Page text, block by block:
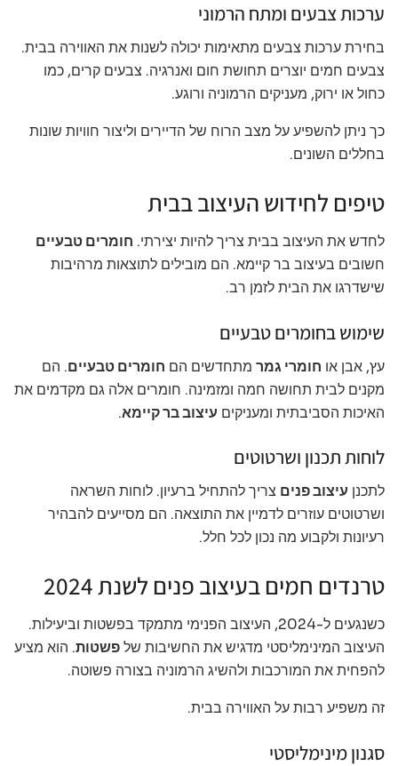
ערכות צבעים ומתח הרמוני
בחירת ערכות צבעים מתאימות יכולה לשנות את האווירה בבית.
צבעים חמים יוצרים תחושת חום ואנרגיה. צבעים קרים, כמו
כחול או ירוק, מעניקים הרמוניה ורוגע.
כך ניתן להשפיע על מצב הרוח של הדיירים וליצור חוויות שונות
בחללים השונים.
טיפים לחידוש העיצוב בבית
לחדש את העיצוב בבית צריך להיות יצירתי. חומרים טבעיים
חשובים בעיצוב בר קיימא. הם מובילים לתוצאות מרהיבות
שישדרגו את הבית לזמן רב.
שימוש בחומרים טבעיים
עץ, אבן או חומרי גמר מתחדשים הם חומרים טבעיים. הם
מקנים לבית תחושה חמה ומזמינה. חומרים אלה גם מקדמים את
האיכות הסביבתית ומעניקים עיצוב בר קיימא.
לוחות תכנון ושרטוטים
לתכנן עיצוב פנים צריך להתחיל ברעיון. לוחות השראה
ושרטוטים עוזרים לדמיין את התוצאה. הם מסייעים להבהיר
רעיונות ולקבוע מה נכון לכל חלל.
טרנדים חמים בעיצוב פנים לשנת 2024
כשנגעים ל-2024, העיצוב הפנימי מתמקד בפשטות וביעילות.
העיצוב המינימליסטי מדגיש את החשיבות שלפשטות. הוא מציע
להפחית את המורכבות ולהשיג הרמוניה בצורה פשוטה.
זה משפיע רבות על האווירה בבית.
סגנון מינימליסטי